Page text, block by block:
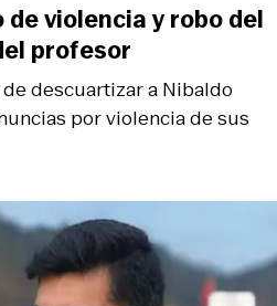
descuartizar a Nibaldo
por violencia de sus
violencia y robo del
profesor